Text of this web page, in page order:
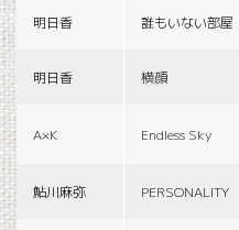
明日香 誰もいない部屋
明日香 横顔
A×K Endless Sky
鮎川麻弥 PERSONALITY